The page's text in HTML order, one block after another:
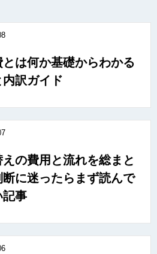
は何か基礎からわかる
訳ガイド
の費用と流れを総まと
断に迷ったらまず読んで
記事